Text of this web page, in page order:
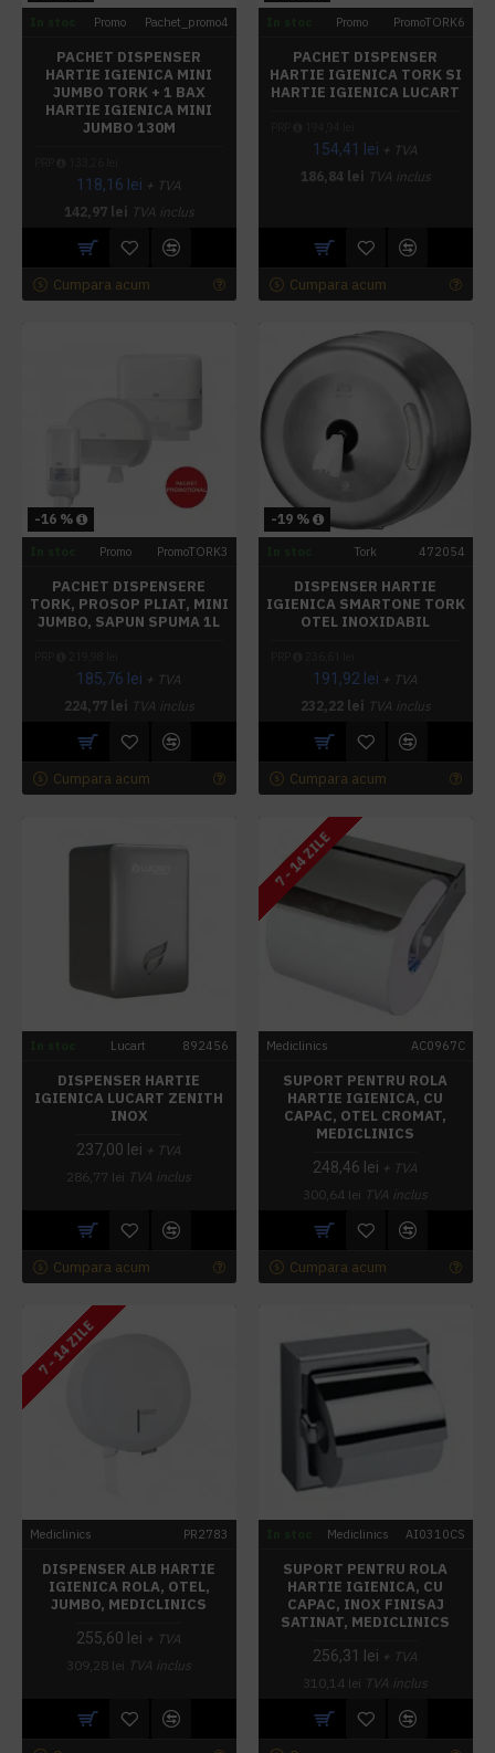
Promo Pachet_promo4
PACHET DISPENSER
HARTIE IGIENICA MINI
JUMBO TORK + 1 BAX
HARTIE IGIENICA MINI
JUMBO 130M
118,16 lei + TVA
142,97 lei TVA inclus
Cumpara acum
Promo PromoTORK6
PACHET DISPENSER
HARTIE IGIENICA TORK SI
HARTIE IGIENICA LUCART
154,41 lei + TVA
186,84 lei TVA inclus
Cumpara acum
-16 %
Promo PromoTORK3
PACHET DISPENSERE
TORK, PROSOP PLIAT, MINI
JUMBO, SAPUN SPUMA 1L
185,76 lei + TVA
224,77 lei TVA inclus
Cumpara acum
-19 %
Tork 472054
DISPENSER HARTIE
IGIENICA SMARTONE TORK
OTEL INOXIDABIL
191,92 lei + TVA
232,22 lei TVA inclus
Cumpara acum
Lucart 892456
DISPENSER HARTIE
IGIENICA LUCART ZENITH
INOX
237,00 lei + TVA
286,77 lei TVA inclus
Cumpara acum
7 - 14 ZILE
Mediclinics AC0967C
SUPORT PENTRU ROLA
HARTIE IGIENICA, CU
CAPAC, OTEL CROMAT,
MEDICLINICS
248,46 lei + TVA
300,64 lei TVA inclus
Cumpara acum
7 - 14 ZILE
Mediclinics PR2783
DISPENSER ALB HARTIE
IGIENICA ROLA, OTEL,
JUMBO, MEDICLINICS
255,60 lei + TVA
309,28 lei TVA inclus
Mediclinics AI0310CS
SUPORT PENTRU ROLA
HARTIE IGIENICA, CU
CAPAC, INOX FINISAJ
SATINAT, MEDICLINICS
256,31 lei + TVA
310,14 lei TVA inclus